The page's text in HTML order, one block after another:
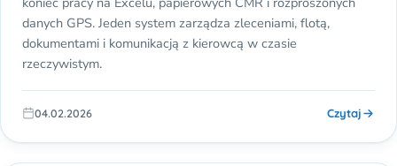
danych GPS. Jeden system zarządza zleceniami, flotą,
dokumentami i komunikacją z kierowcą w czasie
rzeczywistym.
04.02.2026 Czytaj